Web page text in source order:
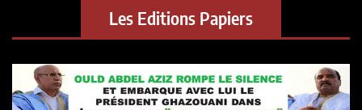
Les Editions Papiers